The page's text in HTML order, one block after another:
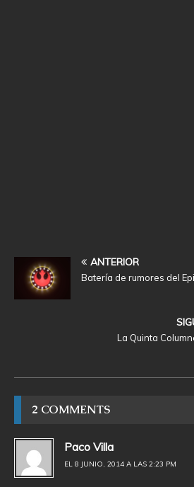
ANTERIOR
Batería de rumores del
La Quinta
2 COMMENTS
Paco Villa
EL 8 JUNIO, 2014 A LAS 2:23 PM